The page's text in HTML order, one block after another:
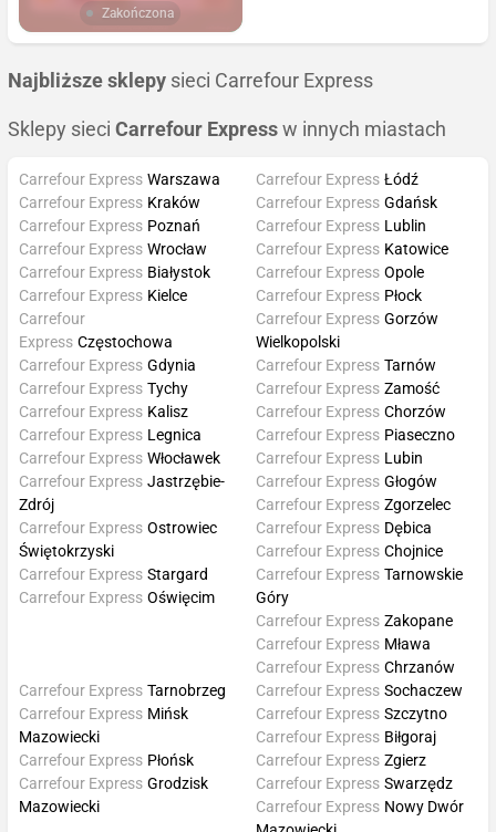
Zakończona
Najbliższe sklepy sieci Carrefour Express
Sklepy sieci Carrefour Express w innych miastach
Carrefour Express Warszawa
Carrefour Express Kraków
Carrefour Express Poznań
Carrefour Express Wrocław
Carrefour Express Łódź
Carrefour Express Gdańsk
Carrefour Express Lublin
Carrefour Express Katowice
Carrefour Express Białystok
Carrefour Express Kielce
Carrefour
Express Częstochowa
Carrefour Express Gdynia
Carrefour Express Opole
Carrefour Express Płock
Carrefour Express Gorzów
Wielkopolski
Carrefour Express Tarnów
Carrefour Express Tychy
Carrefour Express Kalisz
Carrefour Express Legnica
Carrefour Express Włocławek
Carrefour Express Zamość
Carrefour Express Chorzów
Carrefour Express Piaseczno
Carrefour Express Lubin
Carrefour Express Jastrzębie-
Zdrój
Carrefour Express Ostrowiec
Świętokrzyski
Carrefour Express Stargard
Carrefour Express Oświęcim
Carrefour Express Głogów
Carrefour Express Zgorzelec
Carrefour Express Dębica
Carrefour Express Chojnice
Carrefour Express Tarnowskie
Góry
Carrefour Express Zakopane
Carrefour Express Mława
Carrefour Express Chrzanów
Carrefour Express Tarnobrzeg
Carrefour Express Mińsk
Mazowiecki
Carrefour Express Płońsk
Carrefour Express Grodzisk
Mazowiecki
Carrefour Express Sochaczew
Carrefour Express Szczytno
Carrefour Express Biłgoraj
Carrefour Express Zgierz
Carrefour Express Swarzędz
Carrefour Express Nowy Dwór